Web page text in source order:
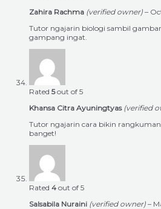
Zahira Rachma (verified owner) –
Tutor ngajarin biologi sambil
gampang ingat.
Rated 5out of 5
Khansa Citra Ayuningtyas (verified
Tutor ngajarin cara bikin
banget!
Rated 4 out of 5
Salsabila Nuraini (verified owner) –